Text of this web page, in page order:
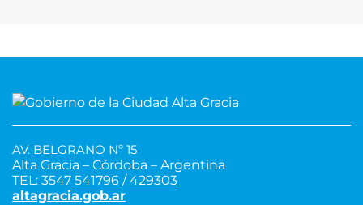
AV. BELGRANO Nº 15
Alta Gracia – Córdoba – Argentina
TEL: 3547 541796 /429303
altagracia.gob.ar